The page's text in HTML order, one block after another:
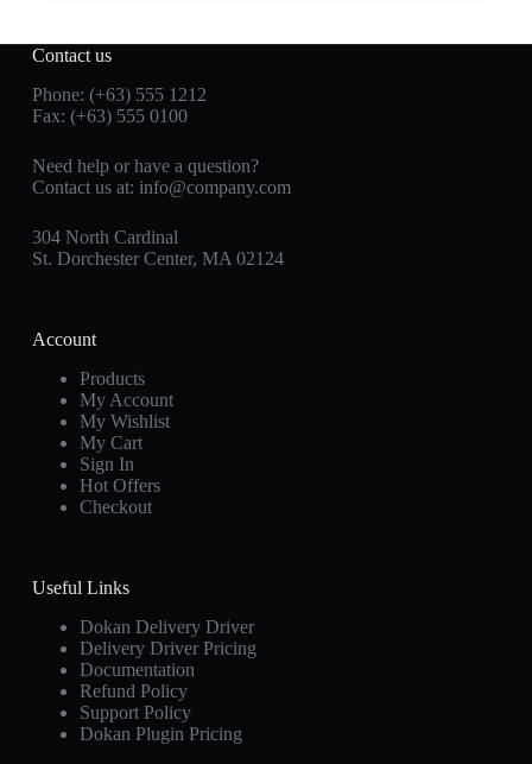
Contact us
Phone: (+63) 555 1212
Fax: (+63) 555 0100
Need help or have a question?
Contact us at: info@company.com
304 North Cardinal
St. Dorchester Center, MA 02124
Account
Products
My Account
My Wishlist
My Cart
Sign In
Hot Offers
Checkout
Useful Links
Dokan Delivery Driver
Delivery Driver Pricing
Documentation
Refund Policy
Support Policy
Dokan Plugin Pricing